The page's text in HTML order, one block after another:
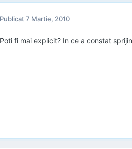
Publicat7 Martie, 2010
Poti fi mai explicit? In ce a constat